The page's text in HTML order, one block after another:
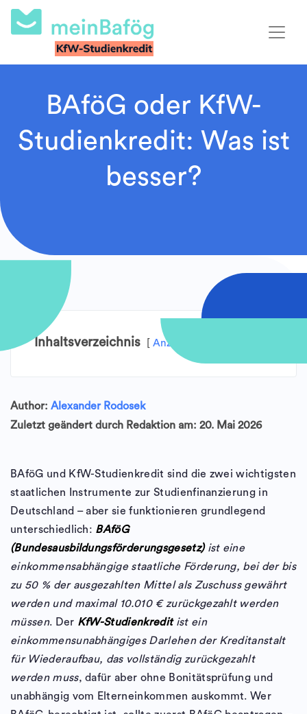
BAföG oder KfW-
Studienkredit: Was ist
besser?
Inhaltsverzeichnis Anzeigen
Author: Alexander Rodosek
Zuletzt geändert durch Redaktion am: 20. Mai 2026
BAföG und KfW-Studienkredit sind die zwei wichtigsten
staatlichen Instrumente zur Studienfinanzierung in
Deutschland – aber sie funktionieren grundlegend
unterschiedlich: BAföG
(Bundesausbildungsförderungsgesetz)ist eine
einkommensabhängige staatliche Förderung, bei der bis
zu 50 % der ausgezahlten Mittel als Zuschuss gewährt
werden und maximal 10.010 € zurückgezahlt werden
müssen. Der KfW-Studienkreditist ein
einkommensunabhängiges Darlehen der Kreditanstalt
für Wiederaufbau, das vollständig zurückgezahlt
werden muss, dafür aber ohne Bonitätsprüfung und
unabhängig vom Elterneinkommen auskommt. Wer